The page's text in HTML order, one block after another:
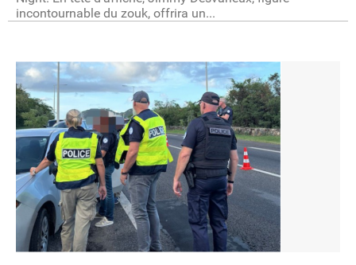
incontournable du zouk, offrira un...